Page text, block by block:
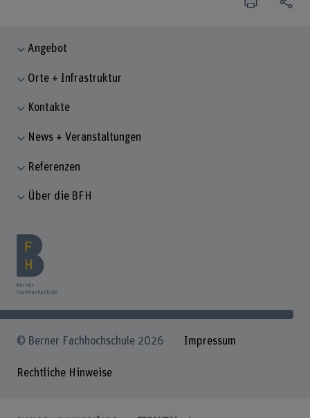
Angebot
Orte + Infrastruktur
Kontakte
News + Veranstaltungen
Referenzen
Über die BFH
© Berner Fachhochschule 2026 Impressum
Rechtliche Hinweise